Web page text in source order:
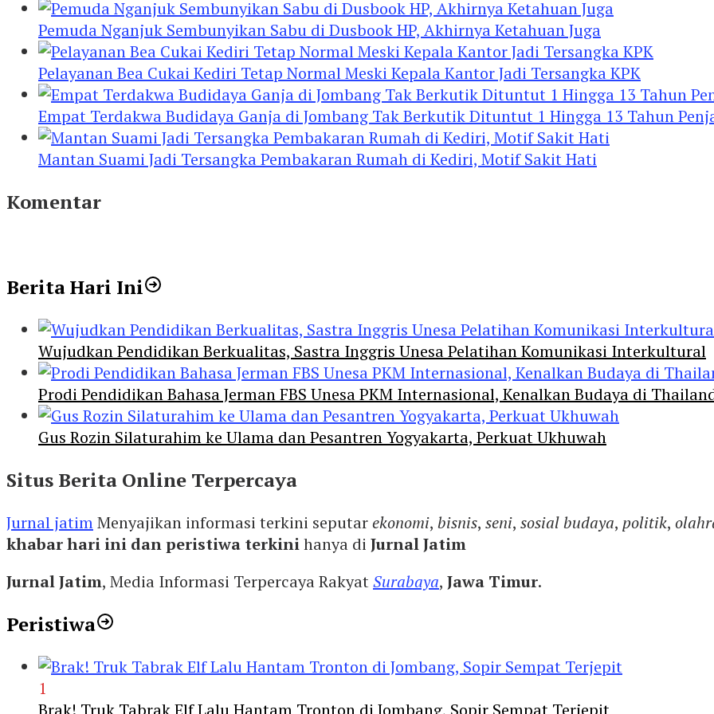
Pemuda Nganjuk Sembunyikan Sabu di Dusbook HP, Akhirnya Ketahuan Juga
Pelayanan Bea Cukai Kediri Tetap Normal Meski Kepala Kantor Jadi Tersangka KPK
Empat Terdakwa Budidaya Ganja di Jombang Tak Berkutik Dituntut 1 Hingga 13 Tahun
Mantan Suami Jadi Tersangka Pembakaran Rumah di Kediri, Motif Sakit Hati
Komentar
Berita Hari Ini
Wujudkan Pendidikan Berkualitas, Sastra Inggris Unesa Pelatihan Komunikasi Interkultural
Prodi Pendidikan Bahasa Jerman FBS Unesa PKM Internasional, Kenalkan Budaya di
Gus Rozin Silaturahim ke Ulama dan Pesantren Yogyakarta, Perkuat Ukhuwah
Situs Berita Online Terpercaya
Jurnal jatimMenyajikan informasi terkini seputarekonomi, bisnis, seni, sosial budaya, politik,
khabar hari ini dan peristiwa terkinihanya di Jurnal Jatim
Jurnal Jatim, Media Informasi Terpercaya RakyatSurabaya, Jawa Timur.
Peristiwa
1
Brak! Truk Tabrak Elf Lalu Hantam Tronton di Jombang, Sopir Sempat Terjepit